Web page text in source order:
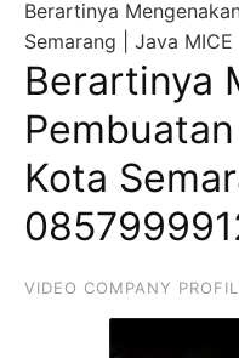
Berartinya
Semarang | Java
Berartinya
Kota
VIDEO COMPANY